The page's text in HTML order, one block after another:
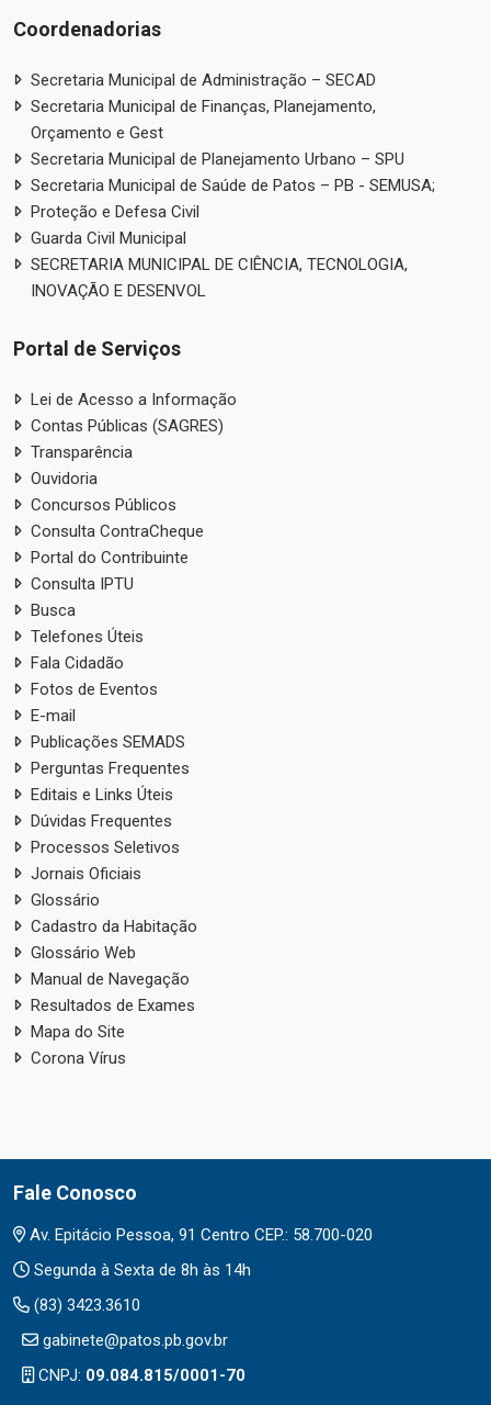
Coordenadorias
Secretaria Municipal de Administração – SECAD
Secretaria Municipal de Finanças, Planejamento,
Orçamento e Gest
Secretaria Municipal de Planejamento Urbano – SPU
Secretaria Municipal de Saúde de Patos – PB - SEMUSA;
Proteção e Defesa Civil
Guarda Civil Municipal
SECRETARIA MUNICIPAL DE CIÊNCIA, TECNOLOGIA,
INOVAÇÃO E DESENVOL
Portal de Serviços
Lei de Acesso a Informação
Contas Públicas (SAGRES)
Transparência
Ouvidoria
Concursos Públicos
Consulta ContraCheque
Portal do Contribuinte
Consulta IPTU
Busca
Telefones Úteis
Fala Cidadão
Fotos de Eventos
E-mail
Publicações SEMADS
Perguntas Frequentes
Editais e Links Úteis
Dúvidas Frequentes
Processos Seletivos
Jornais Oficiais
Glossário
Cadastro da Habitação
Glossário Web
Manual de Navegação
Resultados de Exames
Mapa do Site
Corona Vírus
Fale Conosco
Av. Epitácio Pessoa, 91 Centro CEP.: 58.700-020
Segunda à Sexta de 8h às 14h
(83) 3423.3610
gabinete@patos.pb.gov.br
CNPJ: 09.084.815/0001-70